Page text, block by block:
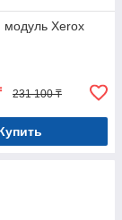
Xerox
231 100 ₸